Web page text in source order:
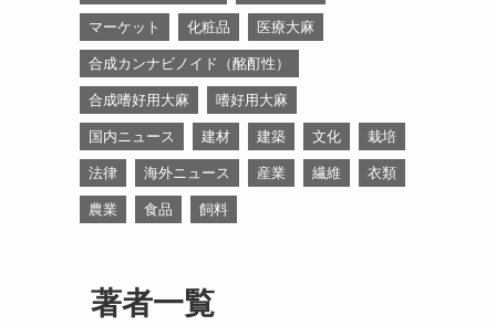
マーケット 化粧品 医療大麻
合成カンナビノイド（酩酊性）
合成嗜好用大麻 嗜好用大麻
国内ニュース 建材 建築 文化 栽培
法律 海外ニュース 産業 繊維 衣類
農業 食品 飼料
著者一覧